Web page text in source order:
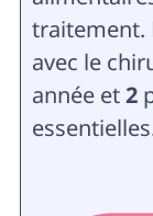
traitement.
avec le
année et2